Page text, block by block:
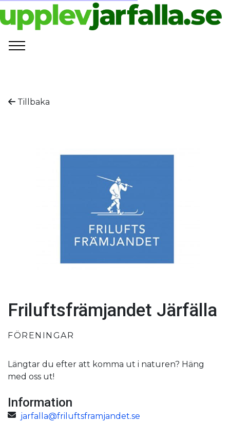
Tillbaka
Friluftsfrämjandet Järfälla
FÖRENINGAR
Längtar du efter att komma ut i naturen? Häng
med oss ut!
Information
jarfalla@friluftsframjandet.se